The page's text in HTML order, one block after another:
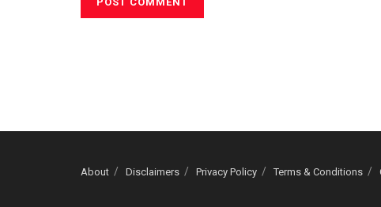
About Disclaimers Privacy Policy Terms & Conditions